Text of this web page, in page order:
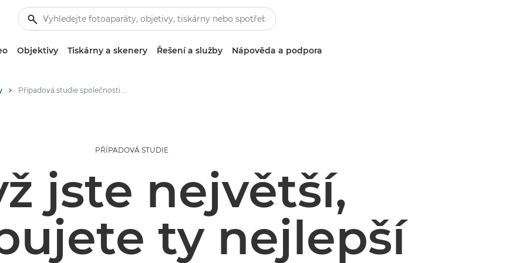
Objektivy Tiskárny a skenery Řešení a služby Nápověda a podpora
Případová studie společnosti CEWE
PŘÍPADOVÁ STUDIE
jste největší,
ty nejlepší